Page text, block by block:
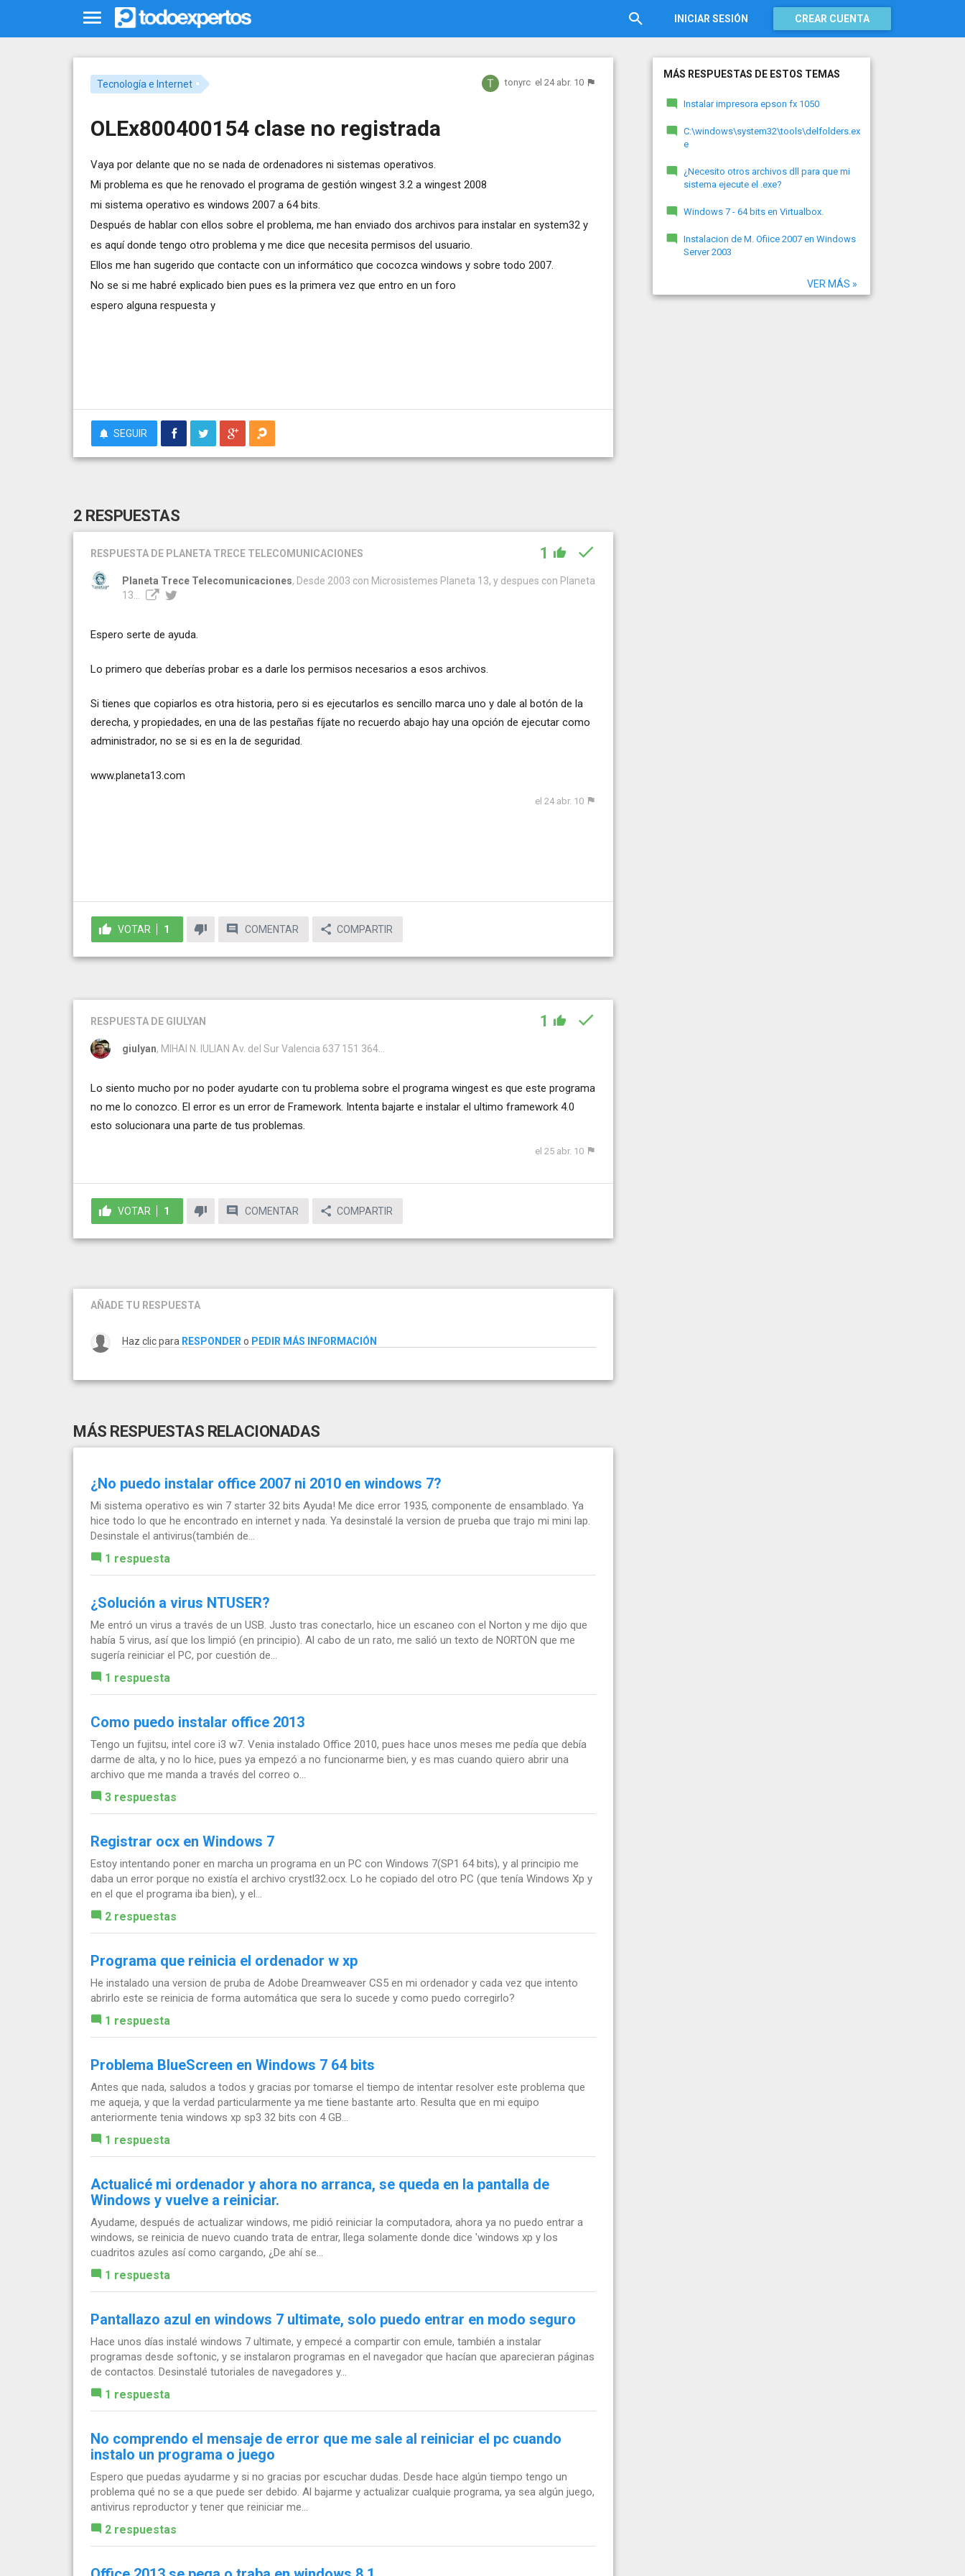
INICIAR SESIÓN CREAR CUENTA
Tecnología e Internet tonyrc el 24 abr. 10
OLEx800400154 clase no registrada
Vaya por delante que no se nada de ordenadores ni sistemas operativos.
Mi problema es que he renovado el programa de gestión wingest 3.2 a wingest 2008
mi sistema operativo es windows 2007 a 64 bits.
Después de hablar con ellos sobre el problema, me han enviado dos archivos para instalar en system32 y
es aquí donde tengo otro problema y me dice que necesita permisos del usuario.
Ellos me han sugerido que contacte con un informático que cocozca windows y sobre todo 2007.
No se si me habré explicado bien pues es la primera vez que entro en un foro
espero alguna respuesta y
SEGUIR
2 RESPUESTAS
RESPUESTA DE PLANETA TRECE TELECOMUNICACIONES 1
Planeta Trece Telecomunicaciones, Desde 2003 con Microsistemes Planeta 13, y despues con Planeta
13...
Espero serte de ayuda.
Lo primero que deberías probar es a darle los permisos necesarios a esos archivos.
Si tienes que copiarlos es otra historia, pero si es ejecutarlos es sencillo marca uno y dale al botón de la
derecha, y propiedades, en una de las pestañas fíjate no recuerdo abajo hay una opción de ejecutar como
administrador, no se si es en la de seguridad.
www.planeta13.com
el 24 abr. 10
VOTAR 1 COMENTAR COMPARTIR
RESPUESTA DE GIULYAN 1
giulyan, MIHAI N. IULIAN Av. del Sur Valencia 637 151 364...
Lo siento mucho por no poder ayudarte con tu problema sobre el programa wingest es que este programa
no me lo conozco. El error es un error de Framework. Intenta bajarte e instalar el ultimo framework 4.0
esto solucionara una parte de tus problemas.
el 25 abr. 10
VOTAR 1 COMENTAR COMPARTIR
AÑADE TU RESPUESTA
Haz clic para RESPONDERo PEDIR MÁS INFORMACIÓN
MÁS RESPUESTAS RELACIONADAS
¿No puedo instalar office 2007 ni 2010 en windows 7?
Mi sistema operativo es win 7 starter 32 bits Ayuda! Me dice error 1935, componente de ensamblado. Ya
hice todo lo que he encontrado en internet y nada. Ya desinstalé la version de prueba que trajo mi mini lap.
Desinstale el antivirus(también de...
1 respuesta
¿Solución a virus NTUSER?
Me entró un virus a través de un USB. Justo tras conectarlo, hice un escaneo con el Norton y me dijo que
había 5 virus, así que los limpió (en principio). Al cabo de un rato, me salió un texto de NORTON que me
sugería reiniciar el PC, por cuestión de...
1 respuesta
Como puedo instalar office 2013
Tengo un fujitsu, intel core i3 w7. Venia instalado Office 2010, pues hace unos meses me pedía que debía
darme de alta, y no lo hice, pues ya empezó a no funcionarme bien, y es mas cuando quiero abrir una
archivo que me manda a través del correo o...
3 respuestas
Registrar ocx en Windows 7
Estoy intentando poner en marcha un programa en un PC con Windows 7(SP1 64 bits), y al principio me
daba un error porque no existía el archivo crystl32.ocx. Lo he copiado del otro PC (que tenía Windows Xp y
en el que el programa iba bien), y el...
2 respuestas
Programa que reinicia el ordenador w xp
He instalado una version de pruba de Adobe Dreamweaver CS5 en mi ordenador y cada vez que intento
abrirlo este se reinicia de forma automática que sera lo sucede y como puedo corregirlo?
1 respuesta
Problema BlueScreen en Windows 7 64 bits
Antes que nada, saludos a todos y gracias por tomarse el tiempo de intentar resolver este problema que
me aqueja, y que la verdad particularmente ya me tiene bastante arto. Resulta que en mi equipo
anteriormente tenia windows xp sp3 32 bits con 4 GB...
1 respuesta
Actualicé mi ordenador y ahora no arranca, se queda en la pantalla de
Windows y vuelve a reiniciar.
Ayudame, después de actualizar windows, me pidió reiniciar la computadora, ahora ya no puedo entrar a
windows, se reinicia de nuevo cuando trata de entrar, llega solamente donde dice 'windows xp y los
cuadritos azules así como cargando, ¿De ahí se...
1 respuesta
Pantallazo azul en windows 7 ultimate, solo puedo entrar en modo seguro
Hace unos días instalé windows 7 ultimate, y empecé a compartir con emule, también a instalar
programas desde softonic, y se instalaron programas en el navegador que hacían que aparecieran páginas
de contactos. Desinstalé tutoriales de navegadores y...
1 respuesta
No comprendo el mensaje de error que me sale al reiniciar el pc cuando
instalo un programa o juego
Espero que puedas ayudarme y si no gracias por escuchar dudas. Desde hace algún tiempo tengo un
problema qué no se a que puede ser debido. Al bajarme y actualizar cualquie programa, ya sea algún juego,
antivirus reproductor y tener que reiniciar me...
2 respuestas
MÁS RESPUESTAS DE ESTOS TEMAS
Instalar impresora epson fx 1050
C:\windows\system32\tools\delfolders.ex
e
¿Necesito otros archivos dll para que mi
sistema ejecute el .exe?
Windows 7 - 64 bits en Virtualbox.
Instalacion de M. Ofiice 2007 en Windows
Server 2003
VER MÁS »